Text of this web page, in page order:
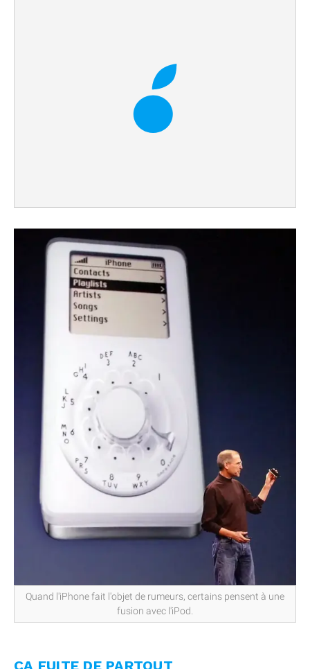
Quand l'iPhone fait l'objet de rumeurs, certains pensent à une
fusion avec l'iPod.